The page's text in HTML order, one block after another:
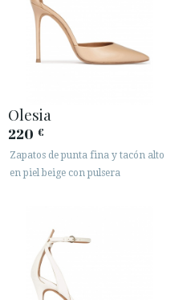
Olesia
220 €
Zapatos de punta fina y tacón alto
en piel beige con pulsera